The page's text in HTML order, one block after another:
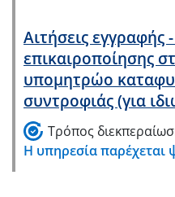
Αιτήσεις εγγραφής
επικαιροποίησης
υπομητρώο
συντροφιάς (για
Τρόπος
Η υπηρεσία παρέχεται